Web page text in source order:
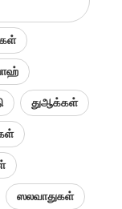
துஆக்கள்
ஸலவாதுகள்